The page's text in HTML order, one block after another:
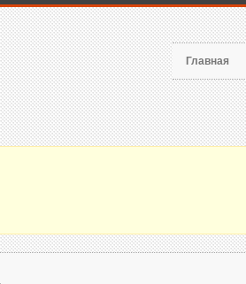
Главная